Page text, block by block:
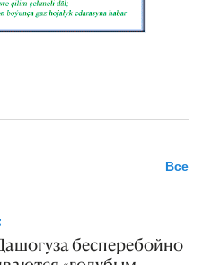
Все
бесперебойно